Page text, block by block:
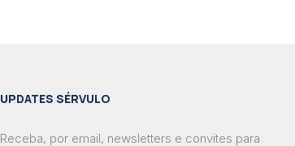
UPDATES SÉRVULO
Receba, por email, newsletters e convites para